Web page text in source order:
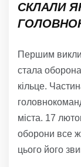
СКЛАЛИ
Першим
стала
кільце.
міста. 17
оборони все ж
цього його